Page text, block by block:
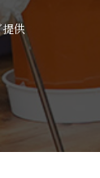
供